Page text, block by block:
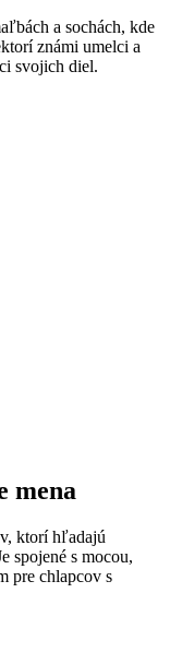
a sochách, kde
známi umelci a
svojich diel.
mena
ktorí hľadajú
spojené s mocou,
pre chlapcov s